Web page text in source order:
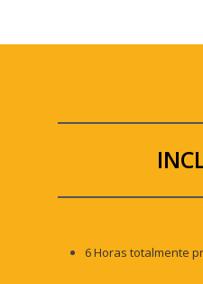
6 Horas totalmente